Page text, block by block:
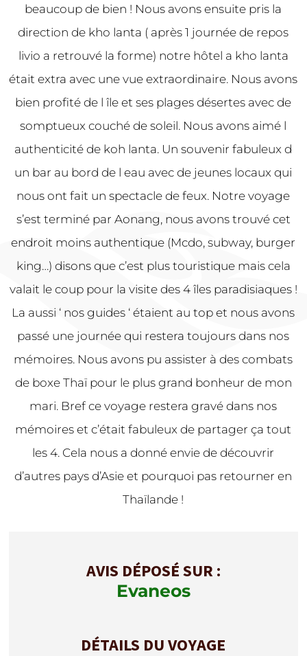
beaucoup de bien ! Nous avons ensuite pris la
direction de kho lanta ( après 1 journée de repos
livio a retrouvé la forme) notre hôtel a kho lanta
était extra avec une vue extraordinaire. Nous avons
bien profité de l île et ses plages désertes avec de
somptueux couché de soleil. Nous avons aimé l
authenticité de koh lanta. Un souvenir fabuleux d
un bar au bord de l eau avec de jeunes locaux qui
nous ont fait un spectacle de feux. Notre voyage
s’est terminé par Aonang, nous avons trouvé cet
endroit moins authentique (Mcdo, subway, burger
king…) disons que c’est plus touristique mais cela
valait le coup pour la visite des 4 îles paradisiaques !
La aussi ‘ nos guides ‘ étaient au top et nous avons
passé une journée qui restera toujours dans nos
mémoires. Nous avons pu assister à des combats
de boxe Thaï pour le plus grand bonheur de mon
mari. Bref ce voyage restera gravé dans nos
mémoires et c’était fabuleux de partager ça tout
les 4. Cela nous a donné envie de découvrir
d’autres pays d’Asie et pourquoi pas retourner en
Thaïlande !
AVIS DÉPOSÉ SUR :
Evaneos
DÉTAILS DU VOYAGE